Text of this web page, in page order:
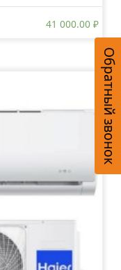
41 000.00 ₽
Обратный звонок